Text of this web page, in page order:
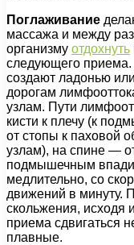
Поглаживание
массажа и между
организму отдохнуть
следующего
создают ладонью
дорогам
узлам. Пути
кисти к плечу (к
от стопы к паховой
узлам), на спине —
подмышечным
медлительно, со
движений в минуту.
скольжения, исходя
приема сдвигаться
плавные.